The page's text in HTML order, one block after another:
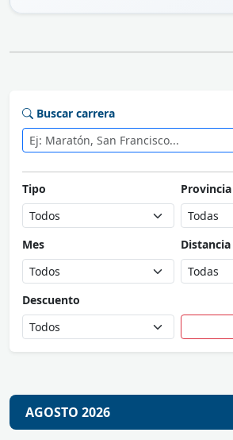
Buscar carrera
Tipo Provincia
Mes Distancia
Descuento
AGOSTO 2026